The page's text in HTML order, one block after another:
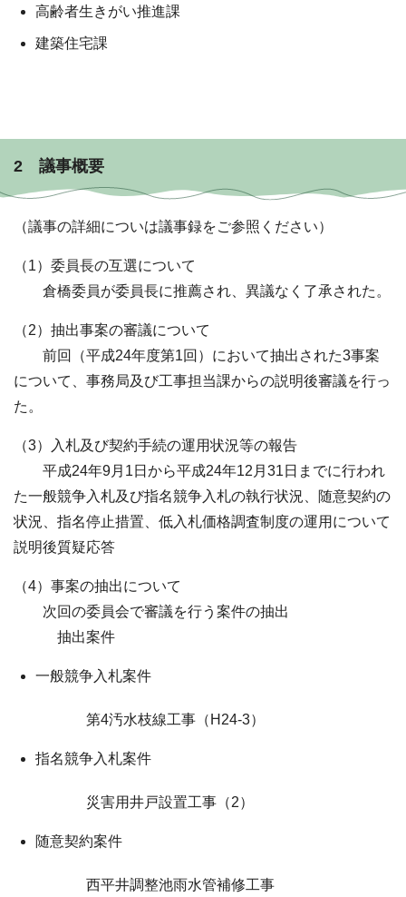
高齢者生きがい推進課
建築住宅課
2 議事概要
（議事の詳細についは議事録をご参照ください）
（1）委員長の互選について
倉橋委員が委員長に推薦され、異議なく了承された。
（2）抽出事案の審議について
前回（平成24年度第1回）において抽出された3事案
について、事務局及び工事担当課からの説明後審議を行っ
た。
（3）入札及び契約手続の運用状況等の報告
平成24年9月1日から平成24年12月31日までに行われ
た一般競争入札及び指名競争入札の執行状況、随意契約の
状況、指名停止措置、低入札価格調査制度の運用について
説明後質疑応答
（4）事案の抽出について
次回の委員会で審議を行う案件の抽出
抽出案件
一般競争入札案件
第4汚水枝線工事（H24-3）
指名競争入札案件
災害用井戸設置工事（2）
随意契約案件
西平井調整池雨水管補修工事